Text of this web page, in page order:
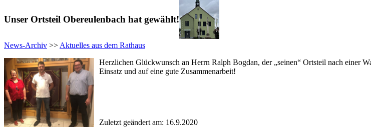
Unser Ortsteil Obereulenbach hat gewählt!
News-Archiv >> Aktuelles aus dem Rathaus
Herzlichen Glückwunsch an Herrn Ralph Bogdan, der „seinen“ Ortsteil nach einer
Einsatz und auf eine gute Zusammenarbeit!
Zuletzt geändert am: 16.9.2020